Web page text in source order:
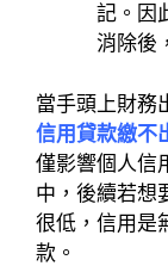
記。因
消除後
當手頭上財務
信用貸款繳不
僅影響個人信
中，後續若想
很低，信用是
款。